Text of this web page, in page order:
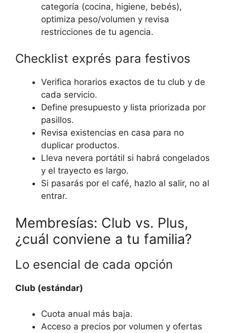
categoría (cocina, higiene, bebés),
optimiza peso/volumen y revisa
restricciones de tu agencia.
Checklist exprés para festivos
Verifica horarios exactos de tu club y de
cada servicio.
Define presupuesto y lista priorizada por
pasillos.
Revisa existencias en casa para no
duplicar productos.
Lleva nevera portátil si habrá congelados
y el trayecto es largo.
Si pasarás por el café, hazlo al salir, no al
entrar.
Membresías: Club vs. Plus,
¿cuál conviene a tu familia?
Lo esencial de cada opción
Club (estándar)
Cuota anual más baja.
Acceso a precios por volumen y ofertas